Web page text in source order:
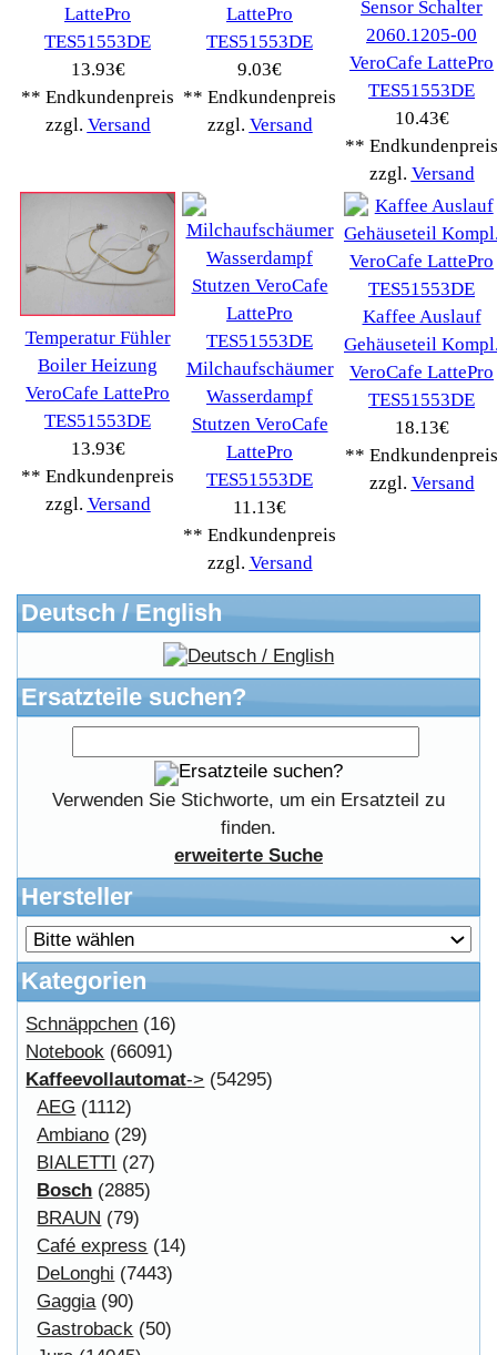
Elektroartikel->(5309)
Handy Telefon(1053)
Modellbau (593)
Monitore-> (261)
Fahrrad(76)
Autoteile-> (161)
Liefer- & Versandkosten
Datenschutzerklärung
Kontakt
Impressum
RMA & Service
Anteile
Winpoints
Kunden Werben
Affiliates
FAQ
Kostenloser Bannertausch von Myeparts.de
Copyright © 2026Myeparts Handel Shop
Ersatzteile Gebrauchte Geldverdienen
Powered by